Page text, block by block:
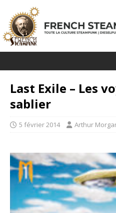
Last Exile – Les
sablier
5 février 2014 Arthur